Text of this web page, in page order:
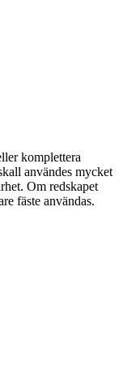
komplettera
användes mycket
Om redskapet
fäste användas.